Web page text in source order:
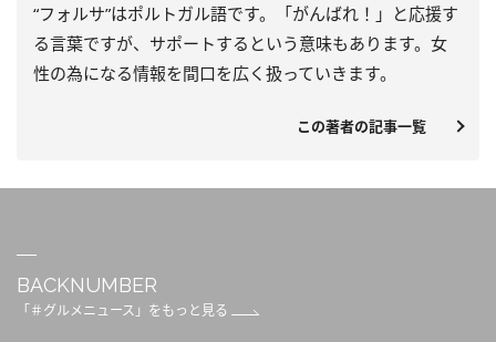
“フォルサ”はポルトガル語です。「がんばれ！」と応援す
る言葉ですが、サポートするという意味もあります。女
性の為になる情報を間口を広く扱っていきます。
この著者の記事一覧
BACKNUMBER
「＃グルメニュース」をもっと見る